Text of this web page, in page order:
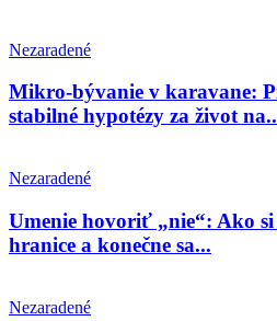
Nezaradené
Mikro-bývanie v karavane:
stabilné hypotézy za život
Nezaradené
Umenie hovoriť „nie“: Ako
hranice a konečne sa...
Nezaradené